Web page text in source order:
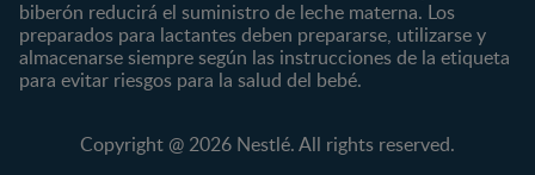
GERBER®
KLIM®
NAN® 3
NAN® Optipro® 3
Compotas y galletas
Fórmulas Infantiles
biberón reducirá el suministro de leche materna. Los
preparados para lactantes deben prepararse, utilizarse y
almacenarse siempre según las instrucciones de la etiqueta
para evitar riesgos para la salud del bebé.
Copyright @ 2026 Nestlé. All rights reserved.